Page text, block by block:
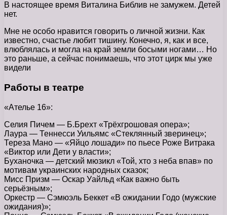
В настоящее время Виталина Библив не замужем. Детей
нет.
Мне не особо нравится говорить о личной жизни. Как
известно, счастье любит тишину. Конечно, я, как и все,
влюблялась и могла на край земли босыми ногами… Но
это раньше, а сейчас понимаешь, что этот цирк мы уже
видели
Работы в театре
«Ателье 16»:
Селия Пичем — Б.Брехт «Трёхгрошовая опера»;
Лаура — Теннесси Уильямс «Стеклянный зверинец»;
Тереза Мано — «Яйцо лошади» по пьесе Роже Витрака
«Виктор или Дети у власти»;
Буханочка — детский мюзикл «Той, хто з неба впав» по
мотивам украинских народных сказок;
Мисс Призм — Оскар Уайльд «Как важно быть
серьёзным»;
Оркестр — Сэмюэль Беккет «В ожидании Годо (мужские
ожидания)»;